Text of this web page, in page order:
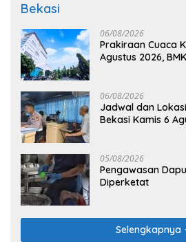
Bekasi
06/08/2026
Prakiraan Cuaca
Agustus 2026,
06/08/2026
Jadwal dan
Bekasi Kamis 6
05/08/2026
Pengawasan
Diperketat
Selengkapnya